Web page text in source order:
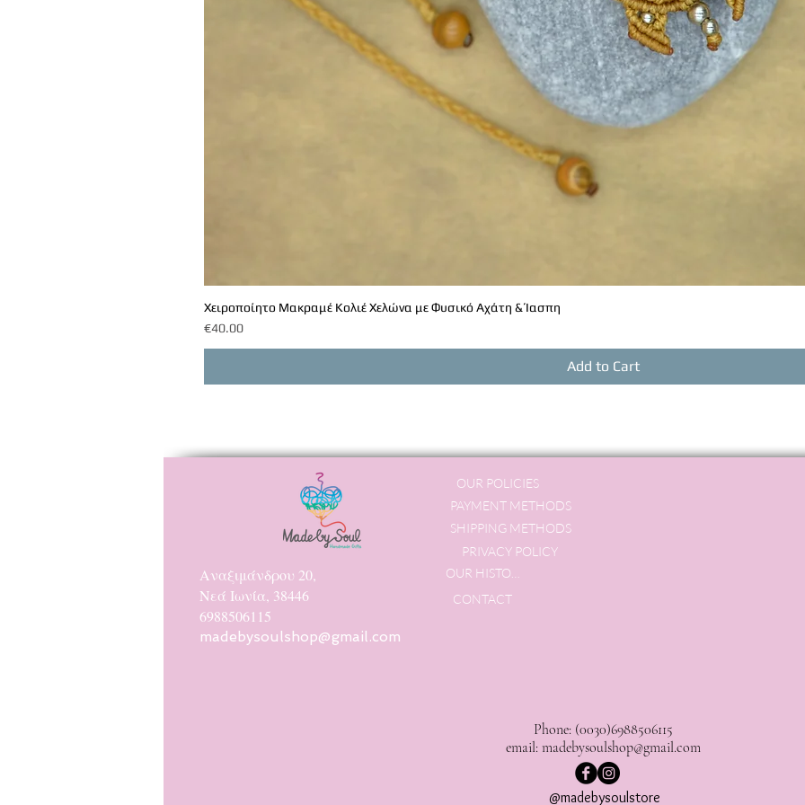
Χειροποίητο Μακραμέ Κολιέ Χελώνα με Φυσικό Αχάτη & Ίασπη
Price
€40.00
Add to Cart
Αναξιμάνδρου 20,
Νεά Ιωνία, 38446
6988506115
madebysoulshop@gmail.com
OUR POLICIES
PAYMENT METHODS
SHIPPING METHODS
PRIVACY POLICY
CONTACT
Phone: (0030)6988506115
email: madebysoulshop@gmail.com
@madebysoulstore